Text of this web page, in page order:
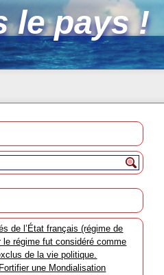
le pays !
de l’État français (régime de
régime fut considéré comme
de la vie politique.
une Mondialisation